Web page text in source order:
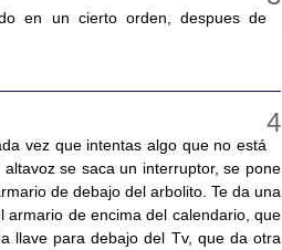
en un cierto orden, despues de
vez que intentas algo que no está
se saca un interruptor, se pone
de debajo del arbolito. Te da una
de encima del calendario, que
llave para debajo del Tv, que da otra